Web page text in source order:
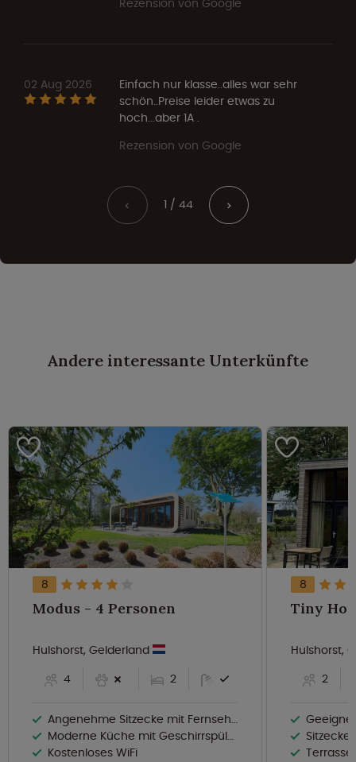
02 Aug 2026
Einfach nur klasse..alles war sehr
schön..Preise leider etwas zu
hoch...aber 1A .
Rezension von Google
< 1 / 44 >
Andere interessante Unterkünfte
8
Modus - 4 Personen
Hulshorst, Gelderland
4
2
Angenehme Sitzecke mit Fernseher
Moderne Küche mit Geschirrspüler
Kostenloses WiFi
8
Hulshorst,
2
Sitzecke